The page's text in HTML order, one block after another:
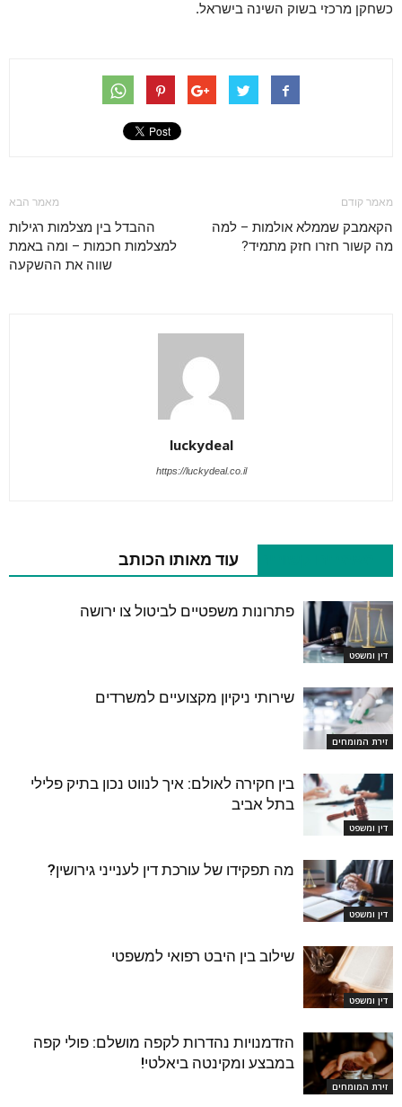
כשחקן מרכזי בשוק השינה בישראל.
מאמר קודם
הקאמבק שממלא אולמות – למה
מה קשור חזרו חזק מתמיד?
מאמר הבא
ההבדל בין מצלמות רגילות
למצלמות חכמות – ומה באמת
שווה את ההשקעה
luckydeal
https://luckydeal.co.il
עוד מאותו הכותב
דין ומשפט
פתרונות משפטיים לביטול צו ירושה
זירת המומחים
שירותי ניקיון מקצועיים למשרדים
דין ומשפט
בין חקירה לאולם: איך לנווט נכון בתיק פלילי
בתל אביב
דין ומשפט
מה תפקידו של עורכת דין לענייני גירושין?
דין ומשפט
שילוב בין היבט רפואי למשפטי
זירת המומחים
הזדמנויות נהדרות לקפה מושלם: פולי קפה
במבצע ומקינטה ביאלטי!